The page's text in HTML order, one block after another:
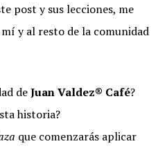
post y sus lecciones, me
y al resto de la comunidad
deJuan Valdez® Café?
historia?
que comenzarás aplicar